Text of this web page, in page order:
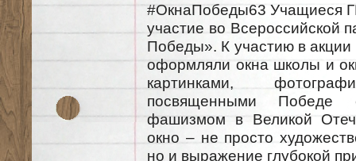
#ОкнаПобеды63 Учащиеся
участие во Всероссийской
Победы». К участию в
оформляли окна школы и
картинками,
посвященными Победе
фашизмом в Великой
окно – не просто
но и выражение глубокой